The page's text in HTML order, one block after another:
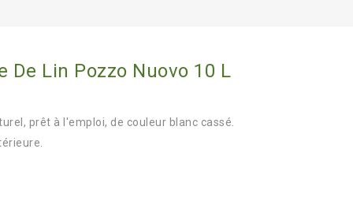
De Lin Pozzo Nuovo 10 L
prêt à l'emploi, de couleur blanc cassé.